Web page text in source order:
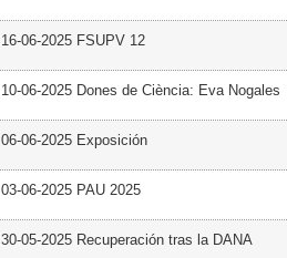
16-06-2025 FSUPV 12
10-06-2025 Dones de Ciència: Eva Nogales
06-06-2025 Exposición
03-06-2025 PAU 2025
30-05-2025 Recuperación tras la DANA